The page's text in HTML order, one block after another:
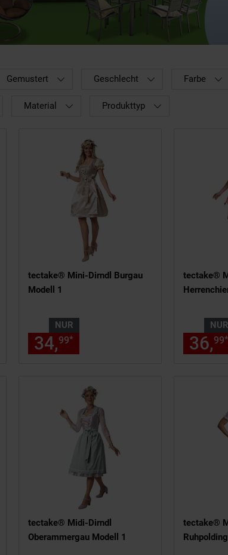
Gemustert Geschlecht Farbe
Material Produkttyp
€ Sternchen Fußnote,
tectake® Mini-Dirndl Burgau
Modell 1
NUR
34,99* €
tectake®
NUR
36,99*
tectake® Midi-Dirndl
Oberammergau Modell 1
tectake®